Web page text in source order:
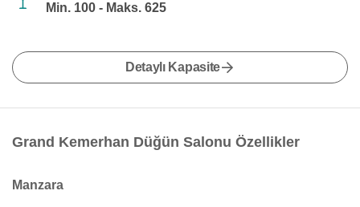
Min. 100 - Maks. 625
Detaylı Kapasite
Grand Kemerhan Düğün Salonu Özellikler
Manzara